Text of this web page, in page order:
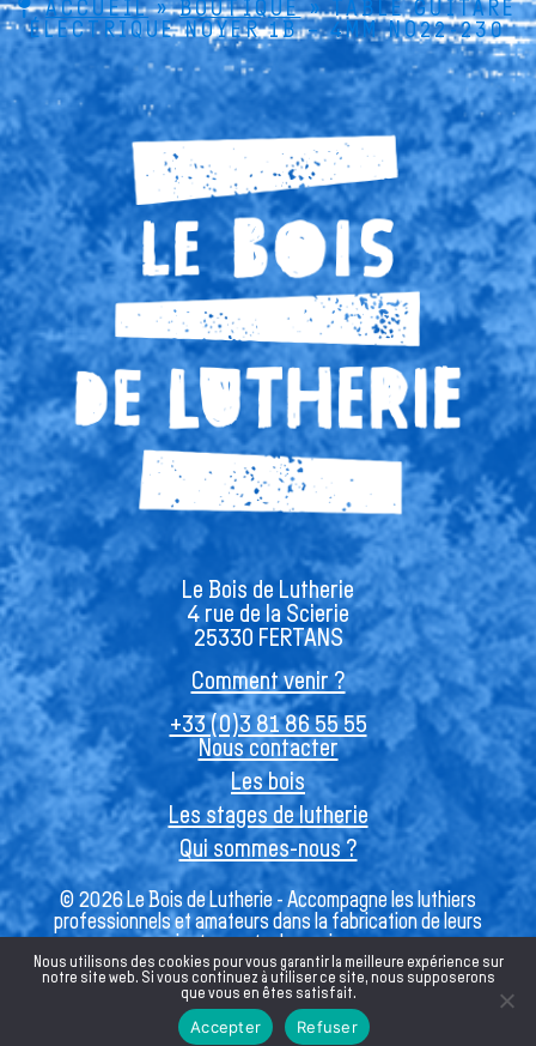
ACCUEIL»BOUTIQUE»TABLE GUITARE
ÉLECTRIQUE NOYER 1B – 4MM NO22-230
Le Bois de Lutherie
4 rue de la Scierie
25330 FERTANS
Comment venir ?
+33 (0)3 81 86 55 55
Nous contacter
Les bois
Les stages de lutherie
Qui sommes-nous ?
© 2026 Le Bois de Lutherie - Accompagne les luthiers
professionnels et amateurs dans la fabrication de leurs
instruments de musique
Français
Nous utilisons des cookies pour vous garantir la meilleure expérience sur
notre site web. Si vous continuez à utiliser ce site, nous supposerons
que vous en êtes satisfait.
Accepter Refuser